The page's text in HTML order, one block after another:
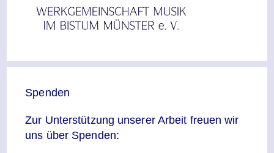
Spenden
Zur Unterstützung unserer Arbeit freuen wir
uns über Spenden: